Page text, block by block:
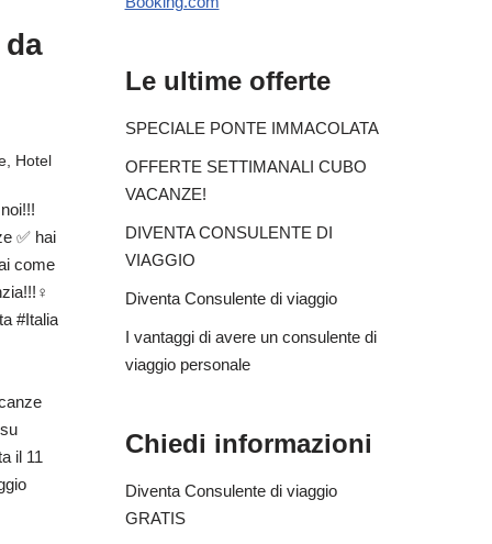
da
, Hotel
✅ hai
come
#Italia
il 11
Le ultime offerte
SPECIALE PONTE IMMACOLATA
OFFERTE SETTIMANALI CUBO
VACANZE!
DIVENTA CONSULENTE DI
VIAGGIO
Diventa Consulente di viaggio
I vantaggi di avere un consulente di
viaggio personale
Chiedi informazioni
Diventa Consulente di viaggio
GRATIS